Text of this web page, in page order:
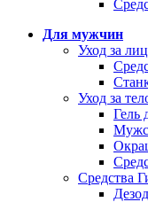
Для мужчин
Уход за
Уход за
Гель
Средства